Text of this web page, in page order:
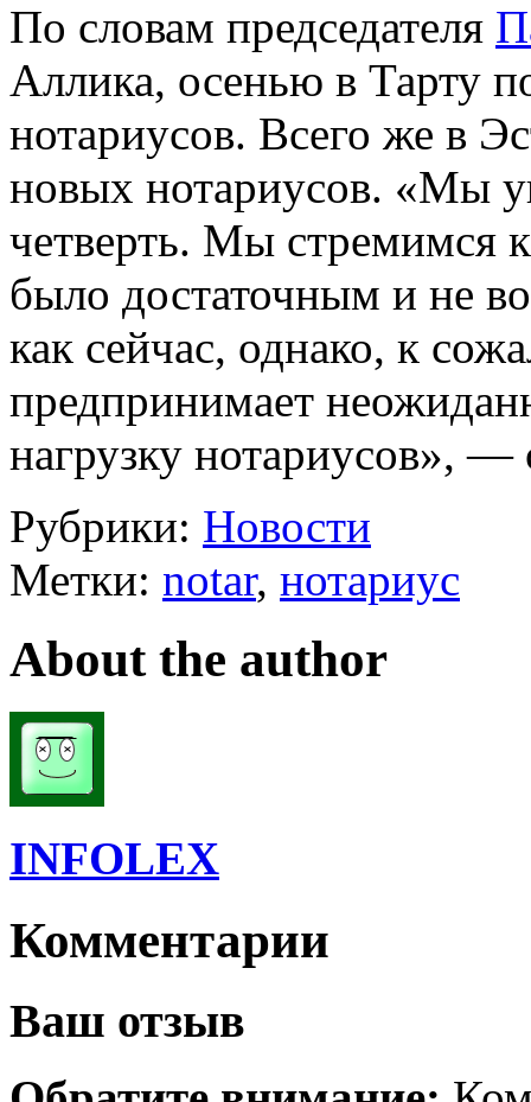
По словам председателя
Аллика, осенью в Тарту
нотариусов. Всего же в
новых нотариусов. «Мы
четверть. Мы стремимся
было достаточным и не
как сейчас, однако, к
предпринимает
нагрузку нотариусов», —
Рубрики: Новости
Метки: notar, нотариус
About the author
INFOLEX
Комментарии
Ваш отзыв